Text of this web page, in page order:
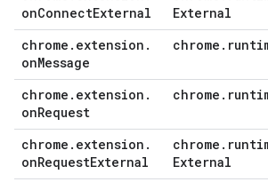
onConnectExternal
External
chrome . extension .
onMessage
chrome .
chrome . extension .
onRequest
chrome .
chrome . extension .
onRequestExternal
chrome .
External